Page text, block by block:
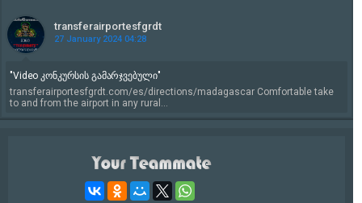
"Video კონკურსის გამარჯვებული"
transferairportesfgrdt.com/es/directions/madagascar Comfortable take
to and from the airport in any rural...
transferairportesfgrdt
27 January 2024 04:28